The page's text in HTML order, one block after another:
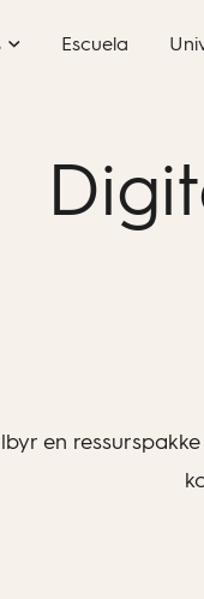
Escuela
en